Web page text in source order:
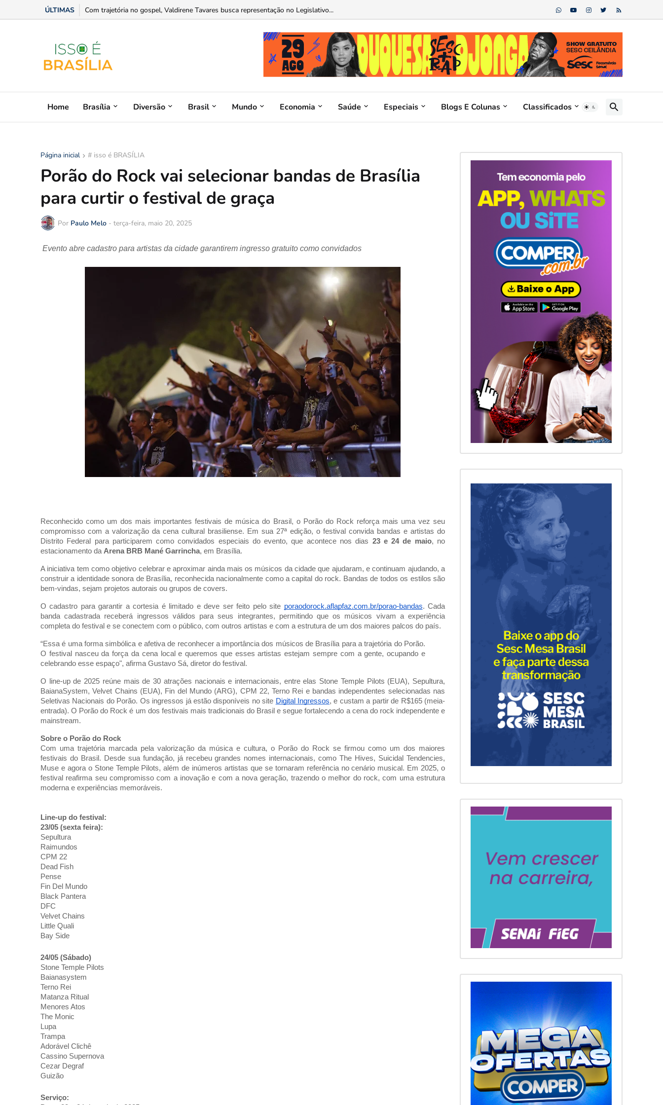
ÚLTIMAS Sesc + Rap 2026 abre distribuição de ingressos neste sábado...
Home Brasília Diversão Brasil Mundo Economia Saúde Especiais Blogs E Colunas Classificados
Página inicial # isso é BRASÍLIA
Porão do Rock vai selecionar bandas de Brasília
para curtir o festival de graça
Por Paulo Melo - terça-feira, maio 20, 2025
Evento abre cadastro para artistas da cidade garantirem ingresso gratuito como convidados
Reconhecido como um dos mais importantes festivais de música do Brasil, o Porão do Rock reforça mais uma vez seu
compromisso com a valorização da cena cultural brasiliense. Em sua 27ª edição, o festival convida bandas e artistas do
Distrito Federal para participarem como convidados especiais do evento, que acontece nos dias 23 e 24 de maio, no
estacionamento da Arena BRB Mané Garrincha, em Brasília.
A iniciativa tem como objetivo celebrar e aproximar ainda mais os músicos da cidade que ajudaram, e continuam ajudando, a
construir a identidade sonora de Brasília, reconhecida nacionalmente como a capital do rock. Bandas de todos os estilos são
bem-vindas, sejam projetos autorais ou grupos de covers.
O cadastro para garantir a cortesia é limitado e deve ser feito pelo site poraodorock.aflapfaz.com.br/porao-bandas. Cada
banda cadastrada receberá ingressos válidos para seus integrantes, permitindo que os músicos vivam a experiência
completa do festival e se conectem com o público, com outros artistas e com a estrutura de um dos maiores palcos do país.
“Essa é uma forma simbólica e afetiva de reconhecer a importância dos músicos de Brasília para a trajetória do Porão.
O festival nasceu da força da cena local e queremos que esses artistas estejam sempre com a gente, ocupando e
celebrando esse espaço", afirma Gustavo Sá, diretor do festival.
O line-up de 2025 reúne mais de 30 atrações nacionais e internacionais, entre elas Stone Temple Pilots (EUA), Sepultura,
BaianaSystem, Velvet Chains (EUA), Fin del Mundo (ARG), CPM 22, Terno Rei e bandas independentes selecionadas nas
Seletivas Nacionais do Porão. Os ingressos já estão disponíveis no site Digital Ingressos, e custam a partir de R$165 (meia-
entrada). O Porão do Rock é um dos festivais mais tradicionais do Brasil e segue fortalecendo a cena do rock independente e
mainstream.
Sobre o Porão do Rock
Com uma trajetória marcada pela valorização da música e cultura, o Porão do Rock se firmou como um dos maiores
festivais do Brasil. Desde sua fundação, já recebeu grandes nomes internacionais, como The Hives, Suicidal Tendencies,
Muse e agora o Stone Temple Pilots, além de inúmeros artistas que se tornaram referência no cenário musical. Em 2025, o
festival reafirma seu compromisso com a inovação e com a nova geração, trazendo o melhor do rock, com uma estrutura
moderna e experiências memoráveis.
Line-up do festival:
23/05 (sexta feira):
Sepultura
Raimundos
CPM 22
Dead Fish
Pense
Fin Del Mundo
Black Pantera
DFC
Velvet Chains
Little Quali
Bay Side
24/05 (Sábado)
Stone Temple Pilots
Baianasystem
Terno Rei
Matanza Ritual
Menores Atos
The Monic
Lupa
Trampa
Adorável Clichê
Cassino Supernova
Cezar Degraf
Guizão
Serviço: